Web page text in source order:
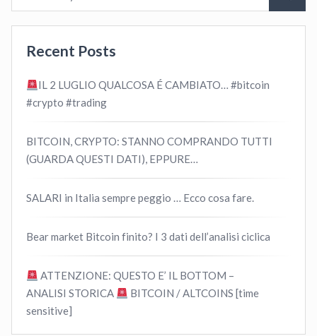
Recent Posts
IL 2 LUGLIO QUALCOSA É CAMBIATO… #bitcoin
#crypto #trading
BITCOIN, CRYPTO: STANNO COMPRANDO TUTTI
(GUARDA QUESTI DATI), EPPURE…
SALARI in Italia sempre peggio … Ecco cosa fare.
Bear market Bitcoin finito? I 3 dati dell’analisi ciclica
ATTENZIONE: QUESTO E’ IL BOTTOM –
ANALISI STORICA
BITCOIN / ALTCOINS [time
sensitive]